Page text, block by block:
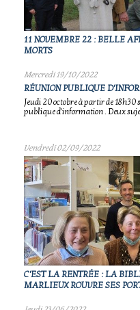
11 NOVEMBRE 22 : BELLE
MORTS
Mercredi 19/10/2022
RÉUNION PUBLIQUE
Jeudi 20 octobre à partir de 18h30
publique d'information . Deux
Vendredi 02/09/2022
C'EST LA RENTRÉE : LA
MARLIEUX ROUVRE SES